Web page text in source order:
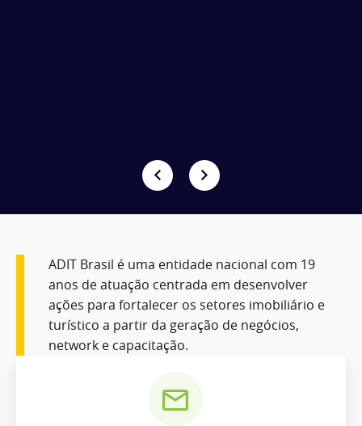
ADIT Brasil é uma entidade nacional com 19
anos de atuação centrada em desenvolver
ações para fortalecer os setores imobiliário e
turístico a partir da geração de negócios,
network e capacitação.